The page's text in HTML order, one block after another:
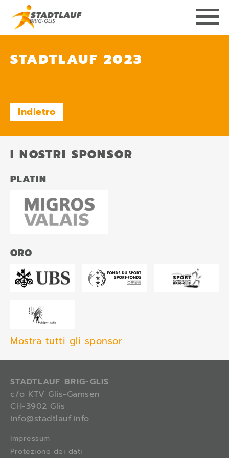
STADTLAUF 2023
Indietro
I NOSTRI SPONSOR
PLATIN
ORO
Mostra tutti gli sponsor
STADTLAUF BRIG-GLIS
c/o KTV Glis-Gamsen
CH-3902 Glis
info@stadtlauf.info
Impressum
Protezione dei dati